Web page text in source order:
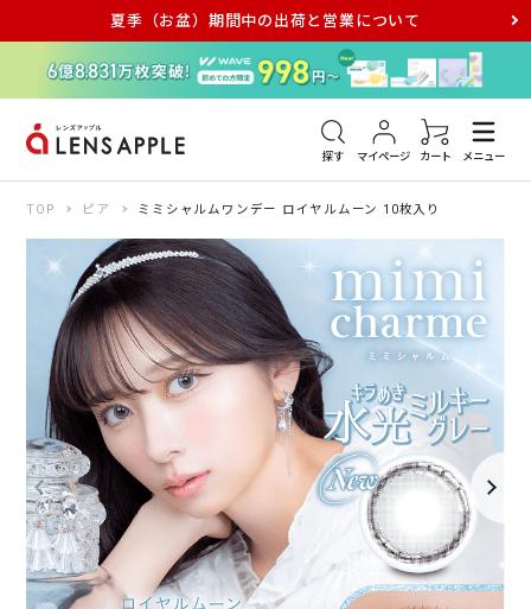
夏季（お盆）期間中の出荷と営業について
探す マイページ カート メニュー
アキュビュー メダリスト メガネ
TOP ピア ミミシャルムワンデー ロイヤルムーン 10枚入り